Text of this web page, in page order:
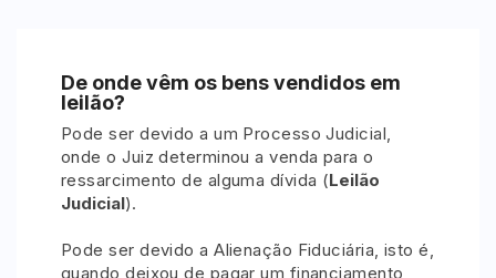
De onde vêm os bens vendidos em
leilão?
Pode ser devido a um Processo Judicial,
onde o Juiz determinou a venda para o
ressarcimento de alguma dívida (Leilão
Judicial).
Pode ser devido a Alienação Fiduciária, isto é,
quando deixou de pagar um financiamento